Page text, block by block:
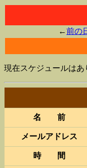
←前の
現在スケジュールはあ
名 前
メールアドレス
時 間